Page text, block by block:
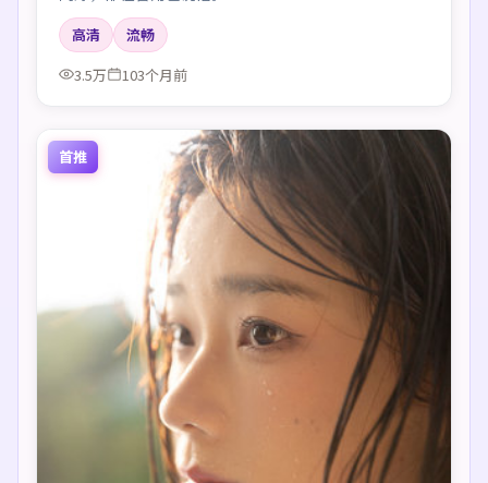
高清
流畅
3.5万
103个月前
首推